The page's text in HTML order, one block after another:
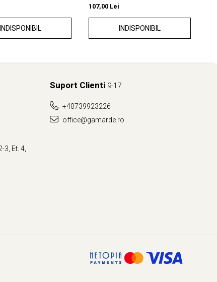
INDISPONIBIL
107,00 Lei
INDISPONIBIL
3, Et. 4,
Suport Clienti 9-17
+40739923226
office@gamarde.ro